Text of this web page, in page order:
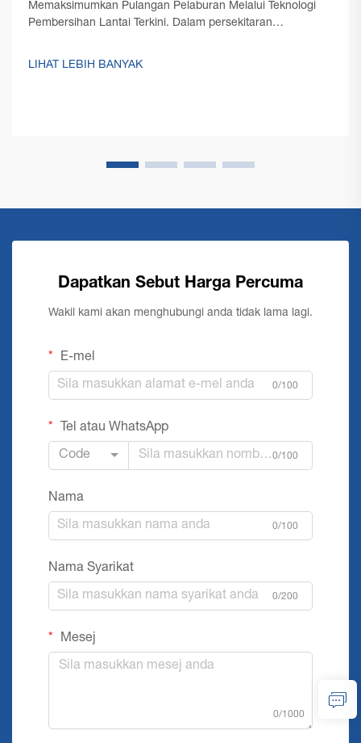
Memaksimumkan Pulangan Pelaburan Melalui Teknologi
Pembersihan Lantai Terkini. Dalam persekitaran
kemudahan dan pemilik perniagaan semakin memberi
LIHAT LEBIH BANYAK
Dapatkan Sebut Harga Percuma
Wakil kami akan menghubungi anda tidak lama lagi.
E-mel
0/100
Tel atau WhatsApp
Code 0/100
Nama
0/100
Nama Syarikat
0/200
Mesej
0/1000